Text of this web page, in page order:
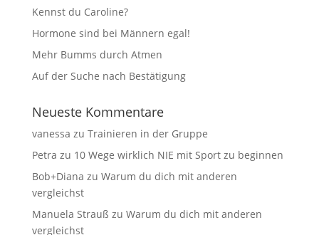
Kennst du Caroline?
Hormone sind bei Männern egal!
Mehr Bumms durch Atmen
Auf der Suche nach Bestätigung
Neueste Kommentare
vanessa zu Trainieren in der Gruppe
Petra zu 10 Wege wirklich NIE mit Sport zu beginnen
Bob+Diana zu Warum du dich mit anderen
vergleichst
Manuela Strauß zu Warum du dich mit anderen
vergleichst